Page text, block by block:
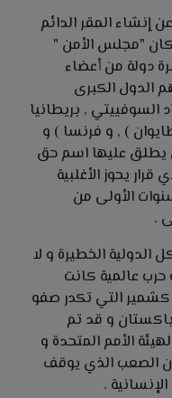
رسميا عن إنشاء المقر الدائم
كان "مجلس الأمن "
دولة من أعضاء
الدول الكبرى
السوفييتي , بريطانيا
) , و فرنسا ) و
يطلق عليها اسم حق
يحوز الأغلبية
الأولى من
.
الخطيرة و لا
حرب عالمية كانت
التي تكدر صفو
و قد تم
الأمم المتحدة و
الصعب الذي يوقف
.